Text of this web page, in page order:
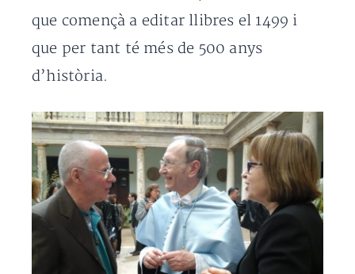
que començà a editar llibres el 1499 i
que per tant té més de 500 anys
d’història.